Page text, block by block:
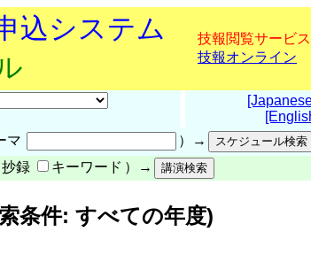
込システム
技報閲覧サービス
技報オンライン
マ
）→
抄録 キーワード ）→
条件: すべての年度)